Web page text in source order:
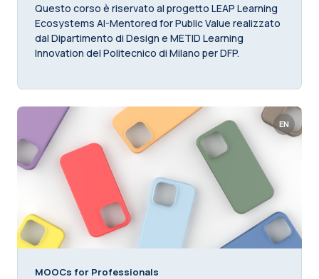
Questo corso è riservato al progetto LEAP Learning
Ecosystems AI-Mentored for Public Value realizzato
dal Dipartimento di Design e METID Learning
Innovation del Politecnico di Milano per DFP.
EN
MOOCs for Professionals